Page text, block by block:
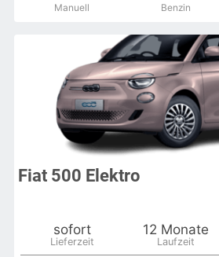
Manuell Benzin
Fiat 500 Elektro
sofort 12 Monate